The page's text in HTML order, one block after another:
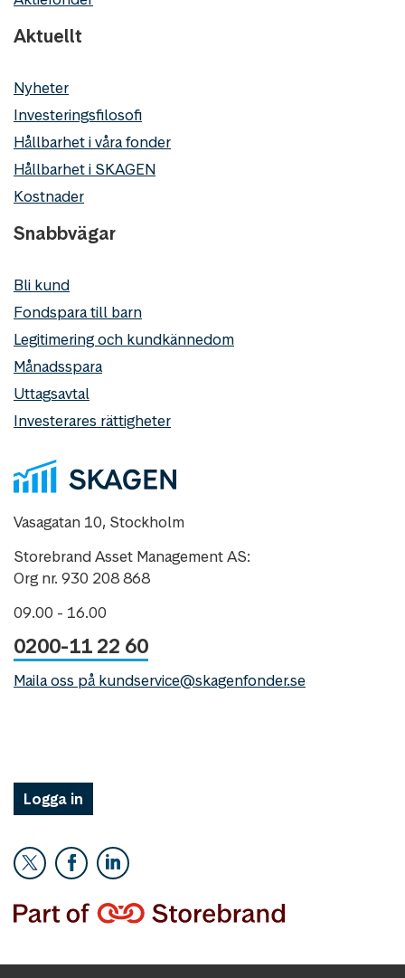
Aktuellt
Nyheter
Investeringsfilosofi
Hållbarhet i våra fonder
Hållbarhet i SKAGEN
Kostnader
Snabbvägar
Bli kund
Fondspara till barn
Legitimering och kundkännedom
Månadsspara
Uttagsavtal
Investerares rättigheter
Vasagatan 10, Stockholm
Storebrand Asset Management AS:
Org nr. 930 208 868
09.00 - 16.00
0200-11 22 60
Maila oss på kundservice@skagenfonder.se
Logga in